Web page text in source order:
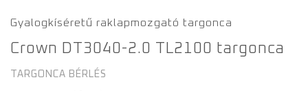
Gyalogkíséretű raklapmozgató targonca
Crown DT3040-2.0 TL2100 targonca
TARGONCA BÉRLÉS